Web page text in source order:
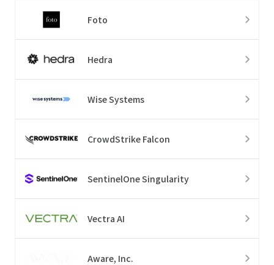
Foto
Hedra
Wise Systems
CrowdStrike Falcon
SentinelOne Singularity
Vectra AI
Aware, Inc.